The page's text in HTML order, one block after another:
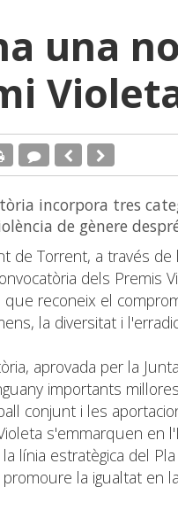
una
incorpora tres
de gènere
de Torrent, a través
dels Premis
que reconeix el
la diversitat i
aprovada per la
importants
conjunt i les
s'emmarquen en
línia estratègica del
la igualtat en